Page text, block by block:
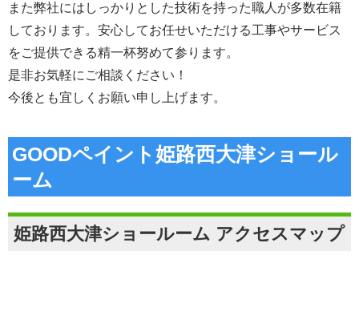
また弊社にはしっかりとした技術を持った職人が多数在籍
しております。安心してお任せいただける工事やサービス
をご提供できる精一杯努めて参ります。
是非お気軽にご相談ください！
今後とも宜しくお願い申し上げます。
GOODペイント姫路西大津ショール
ーム
姫路西大津ショールーム アクセスマップ